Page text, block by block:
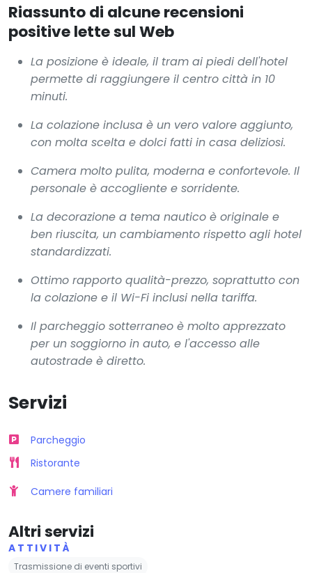
Riassunto di alcune recensioni
positive lette sul Web
La posizione è ideale, il tram ai piedi dell'hotel
permette di raggiungere il centro città in 10
minuti.
La colazione inclusa è un vero valore aggiunto,
con molta scelta e dolci fatti in casa deliziosi.
Camera molto pulita, moderna e confortevole. Il
personale è accogliente e sorridente.
La decorazione a tema nautico è originale e
ben riuscita, un cambiamento rispetto agli hotel
standardizzati.
Ottimo rapporto qualità-prezzo, soprattutto con
la colazione e il Wi-Fi inclusi nella tariffa.
Il parcheggio sotterraneo è molto apprezzato
per un soggiorno in auto, e l'accesso alle
autostrade è diretto.
Servizi
Parcheggio
Ristorante
Camere familiari
Altri servizi
ATTIVITÀ
Trasmissione di eventi sportivi